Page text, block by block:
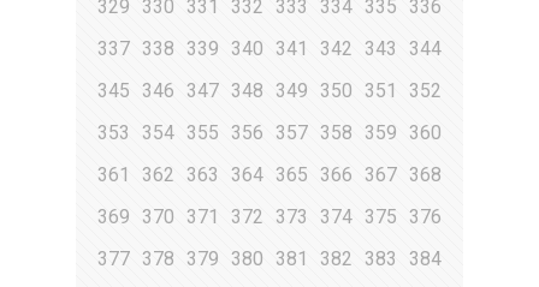
329 330 331 332 333 334 335
336
337 338 339 340 341 342 343
344
345
346 347 348 349 350 351
352
353
354 355 356 357 358 359 360
361
362 363 364 365 366 367 368
369
370 371 372 373 374 375 376
377 378 379 380 381 382 383
384